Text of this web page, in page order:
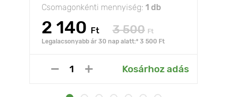
Csomagonkénti mennyiség: 1 db
2 140 Ft 3 500 Ft
Legalacsonyabb ár 30 nap alatt:* 3 500 Ft
Kosárhoz adás